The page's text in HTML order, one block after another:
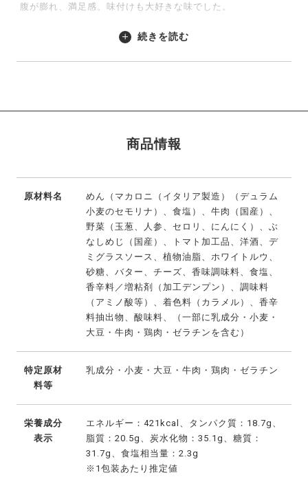
腹が膨れ、満足感。味付けも大好きな味でした。
続きを読む
商品情報
原材料名
めん（マカロニ（イタリア製造）（デュラム
小麦のセモリナ）、食塩）、牛肉（国産）、
野菜（玉葱、人参、セロリ、にんにく）、ぶ
なしめじ（国産）、トマト加工品、洋酒、デ
ミグラスソース、植物油脂、ホワイトルウ、
砂糖、バター、チーズ、香味調味料、食塩、
香辛料／増粘剤（加工デンプン）、調味料
（アミノ酸等）、着色料（カラメル）、香辛
料抽出物、酸味料、（一部に乳成分・小麦・
大豆・牛肉・鶏肉・ゼラチンを含む）
特定原材
料等
乳成分・小麦・大豆・牛肉・鶏肉・ゼラチン
栄養成分
表示
エネルギー：421kcal、タンパク質：18.7g、
脂質：20.5g、炭水化物：35.1g、糖質：
31.7g、食塩相当量：2.3g
※1包装あたり推定値